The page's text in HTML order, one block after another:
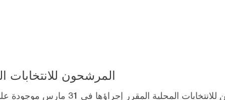
المرشحون للانتخابات البلدية
قائمة رؤساء البلديات المرشحين